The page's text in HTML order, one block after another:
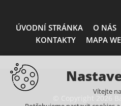
ÚVODNÍ STRÁNKA O NÁS
KONTAKTY
MAPA
© Copyright 2026
Vítejte